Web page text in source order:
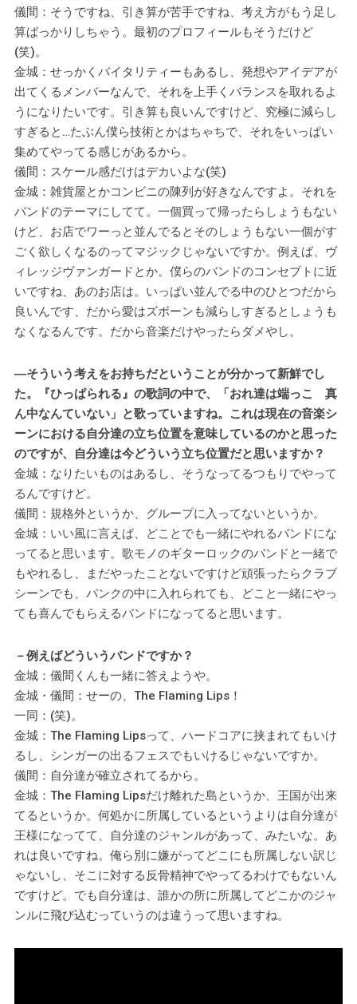
儀間：そうですね、引き算が苦手ですね、考え方がもう足し
算ばっかりしちゃう。最初のプロフィールもそうだけど
(笑)。
金城：せっかくバイタリティーもあるし、発想やアイデアが
出てくるメンバーなんで、それを上手くバランスを取れるよ
うになりたいです。引き算も良いんですけど、究極に減らし
すぎると…たぶん僕ら技術とかはちゃちで、それをいっぱい
集めてやってる感じがあるから。
儀間：スケール感だけはデカいよな(笑)
金城：雑貨屋とかコンビニの陳列が好きなんですよ。それを
バンドのテーマにしてて。一個買って帰ったらしょうもない
けど、お店でワーっと並んでるとそのしょうもない一個がす
ごく欲しくなるのってマジックじゃないですか。例えば、ヴ
ィレッジヴァンガードとか。僕らのバンドのコンセプトに近
いですね、あのお店は。いっぱい並んでる中のひとつだから
良いんです、だから愛はズボーンも減らしすぎるとしょうも
なくなるんです。だから音楽だけやったらダメやし。
―そういう考えをお持ちだということが分かって新鮮でし
た。『ひっぱられる』の歌詞の中で、「おれ達は端っこ 真
ん中なんていない」と歌っていますね。これは現在の音楽シ
ーンにおける自分達の立ち位置を意味しているのかと思った
のですが、自分達は今どういう立ち位置だと思いますか？
金城：なりたいものはあるし、そうなってるつもりでやって
るんですけど。
儀間：規格外というか、グループに入ってないというか。
金城：いい風に言えば、どことでも一緒にやれるバンドにな
ってると思います。歌モノのギターロックのバンドと一緒で
もやれるし、まだやったことないですけど頑張ったらクラブ
シーンでも、パンクの中に入れられても、どこと一緒にやっ
ても喜んでもらえるバンドになってると思います。
－例えばどういうバンドですか？
金城：儀間くんも一緒に答えようや。
金城・儀間：せーの、The Flaming Lips！
一同：(笑)。
金城：The Flaming Lipsって、ハードコアに挟まれてもいけ
るし、シンガーの出るフェスでもいけるじゃないですか。
儀間：自分達が確立されてるから。
金城：The Flaming Lipsだけ離れた島というか、王国が出来
てるというか。何処かに所属しているというよりは自分達が
王様になってて、自分達のジャンルがあって、みたいな。あ
れは良いですね。俺ら別に嫌がってどこにも所属しない訳じ
ゃないし、そこに対する反骨精神でやってるわけでもないん
ですけど。でも自分達は、誰かの所に所属してどこかのジャ
ンルに飛び込むっていうのは違うって思いますね。